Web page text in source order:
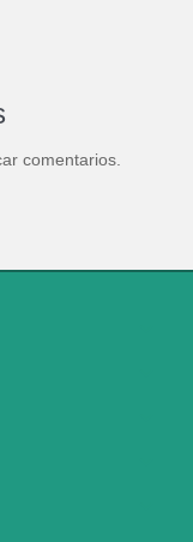
comentarios.